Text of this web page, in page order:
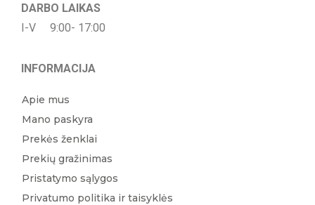
DARBO LAIKAS
I-V 9:00- 17:00
INFORMACIJA
Apie mus
Mano paskyra
Prekės ženklai
Prekių gražinimas
Pristatymo sąlygos
Privatumo politika ir taisyklės